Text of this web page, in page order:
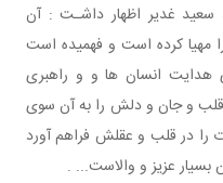
سعید غدیر اظهار داشـت : آن
مهیا کرده است و فهمیده است
انسان ها و و راهبری
قلب و جان و دلش را به آن سوی
را در قلب و عقلش فراهم آورد
بسیار عزیز و والاست... .